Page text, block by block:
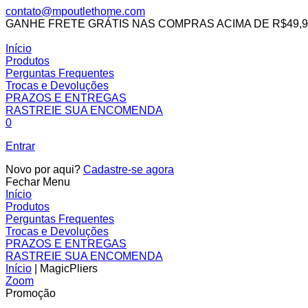
contato@mpoutlethome.com
GANHE FRETE GRÁTIS NAS COMPRAS ACIMA DE
Facebook
Instagram
MP
Outlet
Home
Início
Produtos
Perguntas Frequentes
Trocas e Devoluções
PRAZOS E ENTREGAS
RASTREIE SUA ENCOMENDA
0
Entrar
Novo por aqui? Cadastre-se agora
Fechar Menu
Início
Produtos
Perguntas Frequentes
Trocas e Devoluções
PRAZOS E ENTREGAS
RASTREIE SUA ENCOMENDA
Início
MagicPliers
Zoom
Promoção